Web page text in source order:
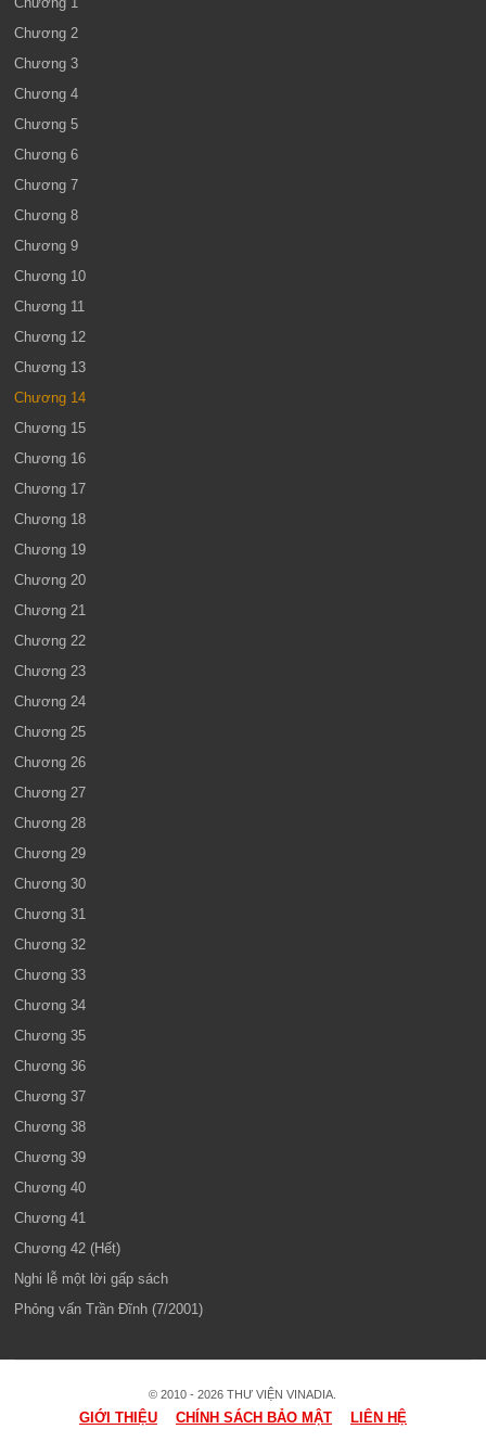
Chương 2
Chương 3
Chương 4
Chương 5
Chương 6
Chương 7
Chương 8
Chương 9
Chương 10
Chương 11
Chương 12
Chương 13
Chương 14
Chương 15
Chương 16
Chương 17
Chương 18
Chương 19
Chương 20
Chương 21
Chương 22
Chương 23
Chương 24
Chương 25
Chương 26
Chương 27
Chương 28
Chương 29
Chương 30
Chương 31
Chương 32
Chương 33
Chương 34
Chương 35
Chương 36
Chương 37
Chương 38
Chương 39
Chương 40
Chương 41
Chương 42 (Hết)
Nghi lễ một lời gấp sách
Phỏng vấn Trần Đĩnh (7/2001)
© 2010 - 2026 THƯ VIỆN VINADIA.
GIỚI THIỆU CHÍNH SÁCH BẢO MẬT LIÊN HỆ